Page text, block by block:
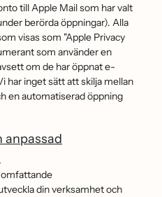
till Apple Mail som har valt
berörda öppningar). Alla
visas som "Apple Privacy
som använder en
om de har öppnat e-
har inget sätt att skilja mellan
en automatiserad öppning
anpassad
omfattande
din verksamhet och